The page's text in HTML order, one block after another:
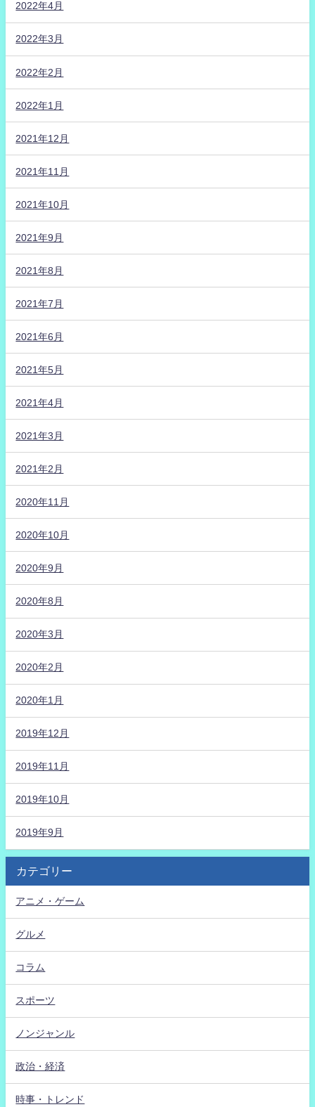
2022年4月
2022年3月
2022年2月
2022年1月
2021年12月
2021年11月
2021年10月
2021年9月
2021年8月
2021年7月
2021年6月
2021年5月
2021年4月
2021年3月
2021年2月
2020年11月
2020年10月
2020年9月
2020年8月
2020年3月
2020年2月
2020年1月
2019年12月
2019年11月
2019年10月
2019年9月
カテゴリー
アニメ・ゲーム
グルメ
コラム
スポーツ
ノンジャンル
政治・経済
時事・トレンド